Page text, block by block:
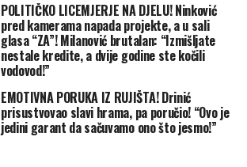
POLITIČKO LICEMJERJE NA DJELU! Ninković
pred kamerama napada projekte, a u sali
glasa “ZA”! Milanović brutalan: “Izmišljate
nestale kredite, a dvije godine ste kočili
vodovod!”
EMOTIVNA PORUKA IZ RUJIŠTA! Drinić
prisustvovao slavi hrama, pa poručio! “Ovo je
jedini garant da sačuvamo ono što jesmo!”